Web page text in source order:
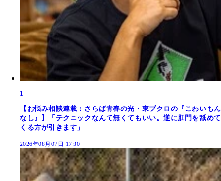
1
【お悩み相談連載：さらば青春の光・東ブクロの『こわいもん
なし』】「テクニックなんて無くてもいい。逆に肛門を舐めて
くる方が引きます」
2026年08月07日 17:30